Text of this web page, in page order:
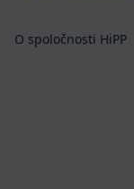
O spoločnosti HiPP